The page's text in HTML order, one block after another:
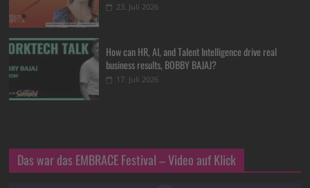
23. Juli 2026
How can HR, AI, and Talent Intelligence drive real
business results, BOBBY BAJAJ?
17. Juli 2026
Das war das EMBRACE Festival – Video auf Klick